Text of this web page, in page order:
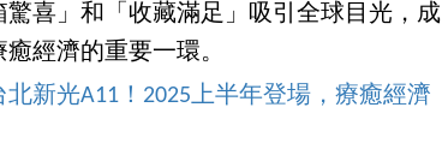
喜」和「收藏滿足」吸引全球目光，成
經濟的重要一環。
新光A11！2025上半年登場，療癒經濟